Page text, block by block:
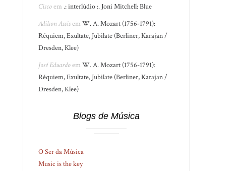
Ciscoem .: interlúdio :. Joni Mitchell: Blue
Adilson AssisemW. A. Mozart (1756-1791):
Réquiem, Exultate, Jubilate (Berliner, Karajan /
Dresden, Klee)
José EduardoemW. A. Mozart (1756-1791):
Réquiem, Exultate, Jubilate (Berliner, Karajan /
Dresden, Klee)
Blogs de Música
O Ser da Música
Music is the key